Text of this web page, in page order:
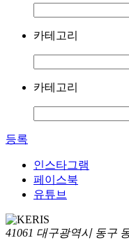
카테고리
카테고리
등록
인스타그램
페이스북
유튜브
41061 대구광역시 동구